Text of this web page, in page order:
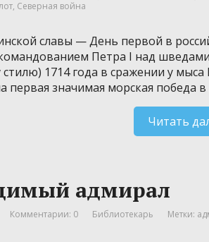
, Северная война
славы — День первой в
Петра I над
1714 года в сражении у мыса
значимая морская победа в
Читать
адмирал
Комментарии: 0 Библиотекарь Метки: